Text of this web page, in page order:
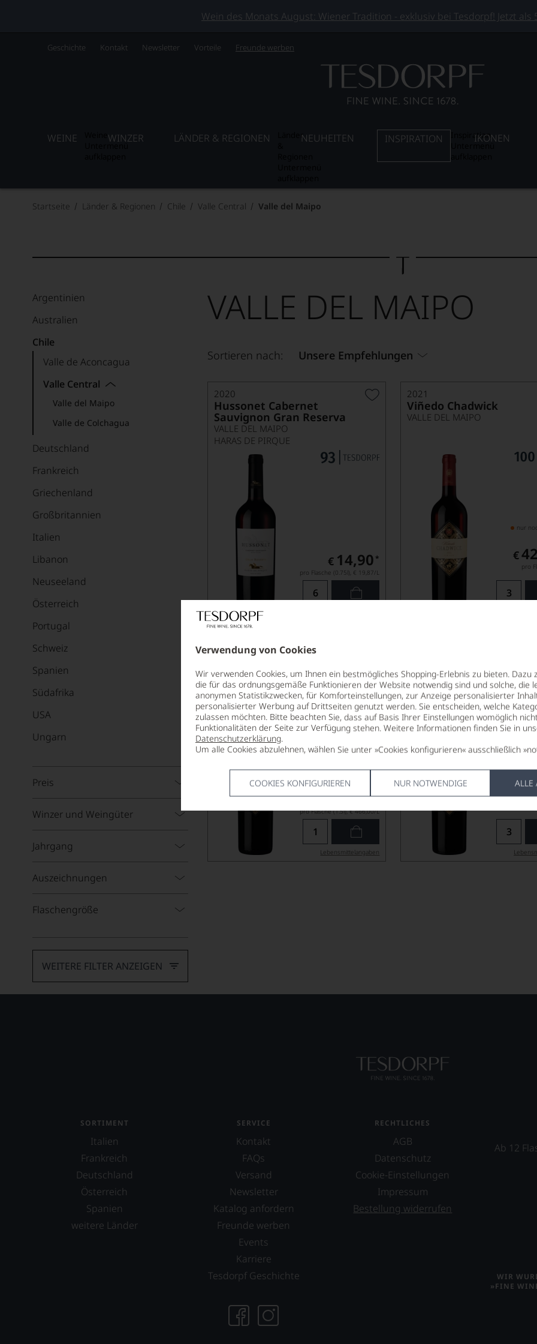
Verwendung von Cookies
Wir verwenden Cookies, um Ihnen ein bestmögliches Shopping-Erlebnis zu bieten. Dazu
die für das ordnungsgemäße Funktionieren der Website notwendig sind und solche, die
anonymen Statistikzwecken, für Komforteinstellungen, zur Anzeige personalisierter
personalisierter Werbung auf Drittseiten genutzt werden. Sie entscheiden, welche
zulassen möchten. Bitte beachten Sie, dass auf Basis Ihrer Einstellungen womöglich
Funktionalitäten der Seite zur Verfügung stehen. Weitere Informationen finden Sie in
Datenschutzerklärung.
Um alle Cookies abzulehnen, wählen Sie unter »Cookies konfigurieren« ausschließlich
COOKIES KONFIGURIEREN NUR NOTWENDIGE ALLE
Wein des Monats August: Wiener Tradition - exklusiv bei Tesdorpf! Jetzt als
Geschichte Kontakt Newsletter Vorteile Freunde werben
WEINE WINZER LÄNDER & REGIONEN
LänderNEUHEITEN INSPIRATION
InspirationIKONEN
Startseite Länder & Regionen Chile Valle Central Valle del Maipo
Argentinien
Australien
Chile
Valle de Aconcagua
Valle Central
Valle del Maipo
Valle de Colchagua
Deutschland
Frankreich
Griechenland
Großbritannien
Italien
Libanon
Neuseeland
Österreich
Portugal
Schweiz
Spanien
Südafrika
USA
Ungarn
Preis
Winzer und Weingüter
Jahrgang
Auszeichnungen
Flaschengröße
WEITERE FILTER ANZEIGEN
VALLE DEL MAIPO
Sortieren nach: Unsere Empfehlungen
2020
Hussonet Cabernet
Sauvignon Gran Reserva
VALLE DEL MAIPO
HARAS DE PIRQUE
€ 14,90 *
pro Flasche (0.75l), € 19,87/L
2021
Viñedo Chadwick
VALLE DEL MAIPO
nur
€
pro
2018
VALLE DEL MAIPO, MAGNUM
nur noch 3 Flaschen
€699,00*
pro Flasche (1.5l), € 466,00/L
Lebensmittel­angaben
VALLE DEL MAIPO
€
SORTIMENT
Italien
Frankreich
Deutschland
Österreich
Spanien
weitere Länder
SERVICE
Kontakt
FAQs
Versand
Newsletter
Katalog anfordern
Freunde werben
Events
Karriere
Tesdorpf Geschichte
RECHTLICHES
AGB
Datenschutz
Cookie-Einstellungen
Impressum
Bestellung widerrufen
Ab 12
WIR
»FINE